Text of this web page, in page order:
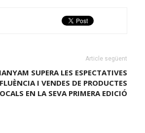
Article següent
SUPERA LES ESPECTATIVES
I VENDES DE PRODUCTES
EN LA SEVA PRIMERA EDICIÓ